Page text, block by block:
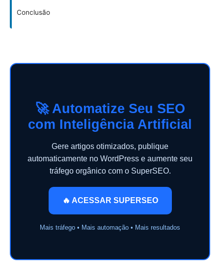
Conclusão
🚀 Automatize Seu SEO
com Inteligência Artificial
Gere artigos otimizados, publique
automaticamente no WordPress e aumente seu
tráfego orgânico com o SuperSEO.
🔥 ACESSAR SUPERSEO
Mais tráfego • Mais automação • Mais resultados